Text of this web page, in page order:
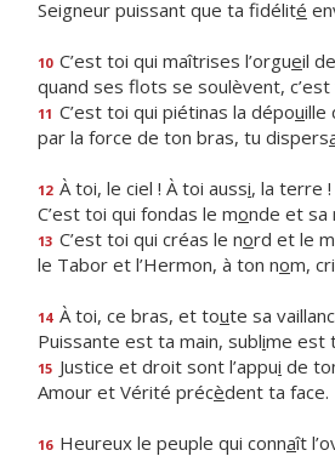
Seigneur puissant que ta fidélité
10 C’est toi qui maîtrises l’orgueil
quand ses flots se soulèvent,
11 C’est toi qui piétinas la dépouille
par la force de ton bras, tu dispers
12 À toi, le ciel ! À toi aussi, la terre !
C’est toi qui fondas le monde et sa
13 C’est toi qui créas le nord et le
le Tabor et l’Hermon, à ton nom,
14 À toi, ce bras, et toute sa
Puissante est ta main, sublime est
15 Justice et droit sont l’appui de
Amour et Vérité précèdent ta face.
16 Heureux le peuple qui connaît